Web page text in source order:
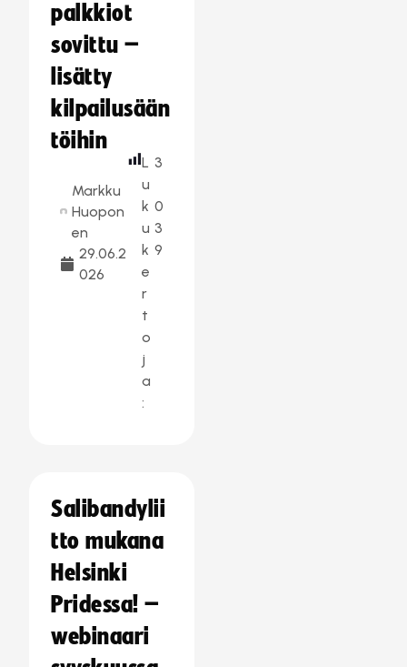
palkkiot
sovittu –
lisätty
kilpailusään
töihin
Markku
Huopon
en
29.06.2
026
L
u
k
u
k
e
r
t
o
j
a
:
3
0
3
9
Salibandylii
tto mukana
Helsinki
Pridessa! –
webinaari